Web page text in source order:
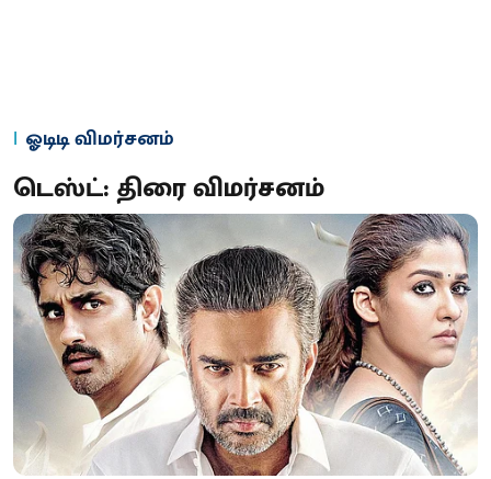
ஓடிடி விமர்சனம்
டெஸ்ட்: திரை விமர்சனம்